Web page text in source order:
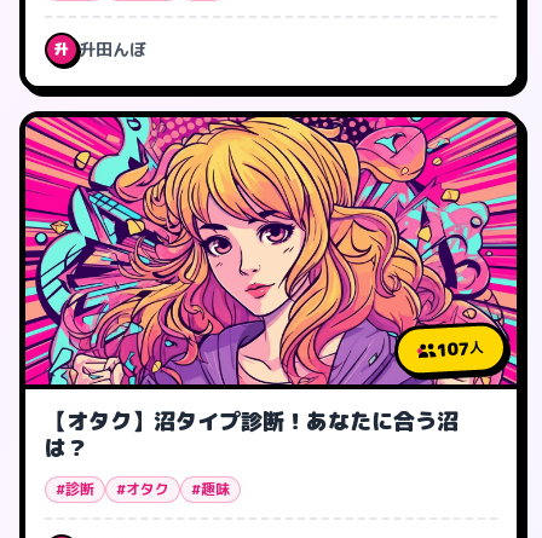
升 升田んぼ
107人
【オタク】沼タイプ診断！あなたに合う沼
は？
#診断 #オタク #趣味